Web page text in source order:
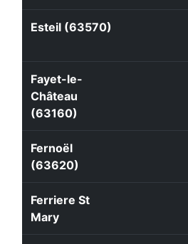
Esteil (63570)
Fayet-le-
Château
(63160)
Fernoël
(63620)
Ferriere St
Mary